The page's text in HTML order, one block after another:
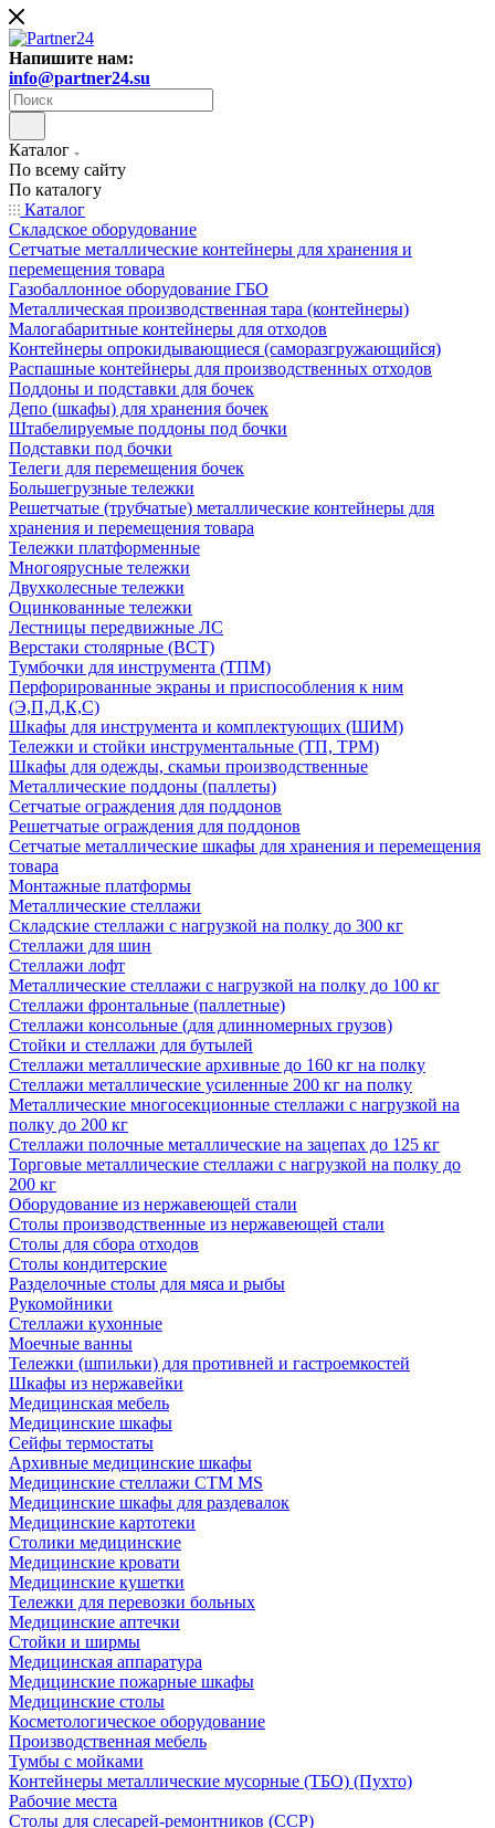
Напишите нам:
info@partner24.su
Каталог
По всему сайту
По каталогу
Каталог
Складское оборудование
Сетчатые металлические контейнеры для хранения и
перемещения товара
Газобаллонное оборудование ГБО
Металлическая производственная тара (контейнеры)
Малогабаритные контейнеры для отходов
Контейнеры опрокидывающиеся (саморазгружающийся)
Распашные контейнеры для производственных отходов
Поддоны и подставки для бочек
Депо (шкафы) для хранения бочек
Штабелируемые поддоны под бочки
Подставки под бочки
Телеги для перемещения бочек
Большегрузные тележки
Решетчатые (трубчатые) металлические контейнеры для
хранения и перемещения товара
Тележки платформенные
Многоярусные тележки
Двухколесные тележки
Оцинкованные тележки
Лестницы передвижные ЛС
Верстаки столярные (ВСТ)
Тумбочки для инструмента (ТПМ)
Перфорированные экраны и приспособления к ним
(Э,П,Д,К,С)
Шкафы для инструмента и комплектующих (ШИМ)
Тележки и стойки инструментальные (ТП, ТРМ)
Шкафы для одежды, скамьи производственные
Металлические поддоны (паллеты)
Сетчатые ограждения для поддонов
Решетчатые ограждения для поддонов
Сетчатые металлические шкафы для хранения и перемещения
товара
Монтажные платформы
Металлические стеллажи
Складские стеллажи с нагрузкой на полку до 300 кг
Стеллажи для шин
Стеллажи лофт
Металлические стеллажи с нагрузкой на полку до 100 кг
Стеллажи фронтальные (паллетные)
Стеллажи консольные (для длинномерных грузов)
Стойки и стеллажи для бутылей
Стеллажи металлические архивные до 160 кг на полку
Стеллажи металлические усиленные 200 кг на полку
Металлические многосекционные стеллажи с нагрузкой на
полку до 200 кг
Стеллажи полочные металлические на зацепах до 125 кг
Торговые металлические стеллажи с нагрузкой на полку до
200 кг
Оборудование из нержавеющей стали
Столы производственные из нержавеющей стали
Столы для сбора отходов
Столы кондитерские
Разделочные столы для мяса и рыбы
Рукомойники
Стеллажи кухонные
Моечные ванны
Тележки (шпильки) для противней и гастроемкостей
Шкафы из нержавейки
Медицинская мебель
Медицинские шкафы
Сейфы термостаты
Архивные медицинские шкафы
Медицинские стеллажи CTM MS
Медицинские шкафы для раздевалок
Медицинские картотеки
Столики медицинские
Медицинские кровати
Медицинские кушетки
Тележки для перевозки больных
Медицинские аптечки
Стойки и ширмы
Медицинская аппаратура
Медицинские пожарные шкафы
Медицинские столы
Косметологическое оборудование
Производственная мебель
Тумбы с мойками
Контейнеры металлические мусорные (ТБО) (Пухто)
Рабочие места
Столы для слесарей-ремонтников (ССР)